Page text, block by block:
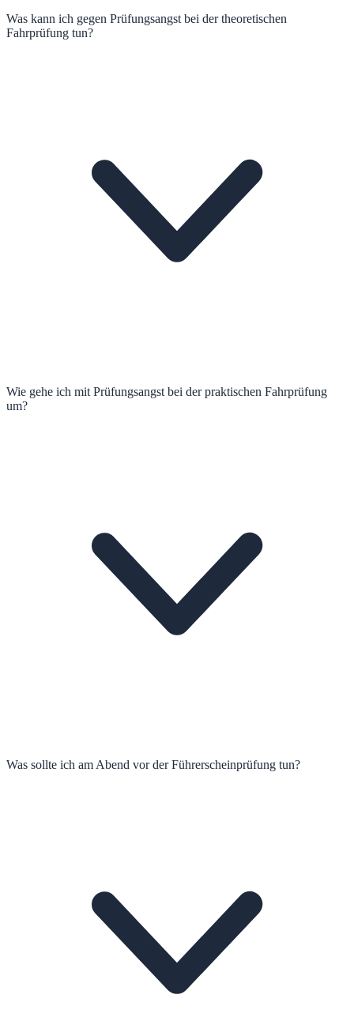
Was kann ich gegen Prüfungsangst bei der theoretischen
Fahrprüfung tun?
Wie gehe ich mit Prüfungsangst bei der praktischen Fahrprüfung
um?
Was sollte ich am Abend vor der Führerscheinprüfung tun?